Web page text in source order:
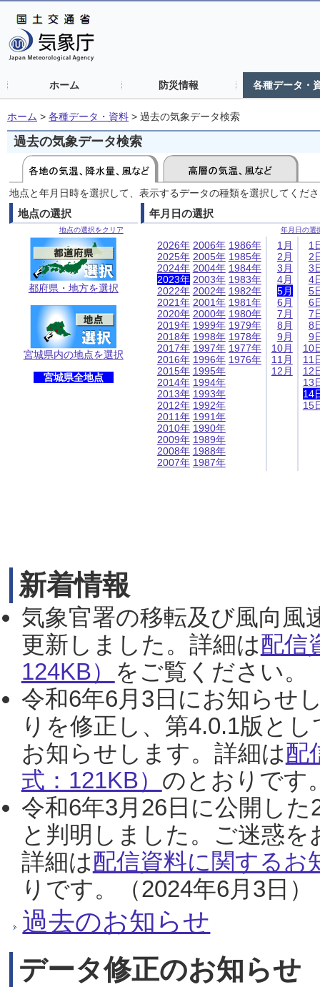
ホーム 防災情報 各種データ・
ホーム > 各種データ・資料 > 過去の気象データ検索
過去の気象データ検索
地点と年月日時を選択して、表示するデータの種類を選択してくだ
地点の選択
地点の選択をクリア
都府県・地方を選択
宮城県内の地点を選択
宮城県全地点
年月日の選択
年月日の選
2026年
2025年
2024年
2023年
2022年
2021年
2020年
2019年
2018年
2017年
2016年
2015年
2014年
2013年
2012年
2011年
2010年
2009年
2008年
2007年
2006年
2005年
2004年
2003年
2002年
2001年
2000年
1999年
1998年
1997年
1996年
1995年
1994年
1993年
1992年
1991年
1990年
1989年
1988年
1987年
1986年
1985年
1984年
1983年
1982年
1981年
1980年
1979年
1978年
1977年
1976年
1月
2月
3月
4月
5月
6月
7月
8月
9月
10月
11月
12月
1
2
3
4
5
6
7
8
9
10
11
12
13
14
15
新着情報
気象官署の移転及び風向風
更新しました。詳細は配信
124KB） をご覧ください。
令和6年6月3日にお知らせ
りを修正し、第4.0.1版と
お知らせします。詳細は配
式：121KB） のとおりです
令和6年3月26日に公開し
と判明しました。ご迷惑
詳細は配信資料に関するお
りです。（2024年6月3日）
過去のお知らせ
データ修正のお知らせ